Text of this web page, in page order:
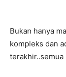
Bukan hanya
kompleks dan
terakhir..semua